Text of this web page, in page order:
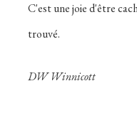
C'est une joie d'être
trouvé.
DW Winnicott